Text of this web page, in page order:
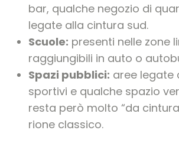
bar, qualche negozio di
legate alla cintura sud.
Scuole: presenti nelle zone
raggiungibili in auto o
Spazi pubblici: aree legate
sportivi e qualche spazio
resta però molto “da
rione classico.